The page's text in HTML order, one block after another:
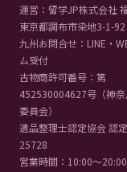
運営：留学JP株式会社
東京都調布市染地3-1-92
九州お問合せ：LINE・
ム受付
古物商許可番号：第
452530004627号（神
委員会）
遺品整理士認定協会 認
25728
営業時間：10:00〜